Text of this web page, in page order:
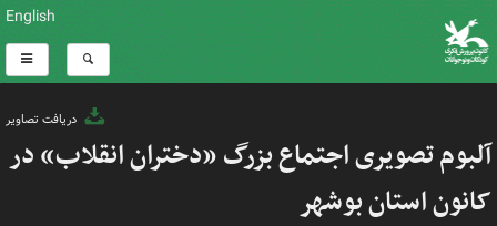
English
دریافت تصاویر
آلبوم تصویری اجتماع بزرگ «دختران انقلاب» در
کانون استان بوشهر